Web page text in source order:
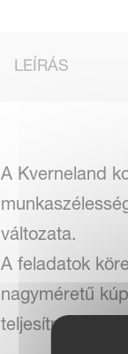
LEÍRÁS
A Kverneland
változata.
A feladatok
nagyméretű
teljesítményt